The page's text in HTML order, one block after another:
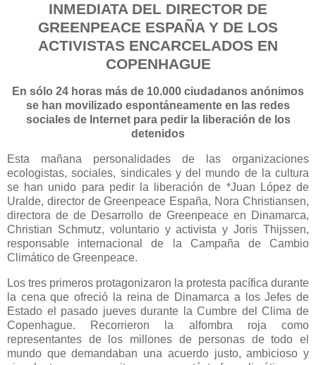
INMEDIATA DEL DIRECTOR DE
GREENPEACE ESPAÑA Y DE LOS
ACTIVISTAS ENCARCELADOS EN
COPENHAGUE
En sólo 24 horas más de 10.000 ciudadanos anónimos
se han movilizado espontáneamente en las redes
sociales de Internet para pedir la liberación de los
detenidos
Esta mañana personalidades de las organizaciones
ecologistas, sociales, sindicales y del mundo de la cultura
se han unido para pedir la liberación de *Juan López de
Uralde, director de Greenpeace España, Nora Christiansen,
directora de de Desarrollo de Greenpeace en Dinamarca,
Christian Schmutz, voluntario y activista y Joris Thijssen,
responsable internacional de la Campaña de Cambio
Climático de Greenpeace.
Los tres primeros protagonizaron la protesta pacífica durante
la cena que ofreció la reina de Dinamarca a los Jefes de
Estado el pasado jueves durante la Cumbre del Clima de
Copenhague. Recorrieron la alfombra roja como
representantes de los millones de personas de todo el
mundo que demandaban una acuerdo justo, ambicioso y